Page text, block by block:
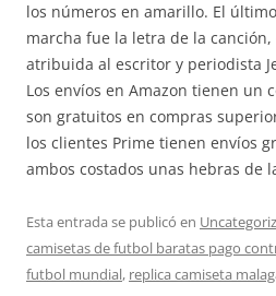
los números en amarillo. El
marcha fue la letra de la
atribuida al escritor y periodista
Los envíos en Amazon tienen un
son gratuitos en compras
los clientes Prime tienen envíos
ambos costados unas hebras de
Esta entrada se publicó en
camisetas de futbol baratas pago
futbol mundial, replica camiseta